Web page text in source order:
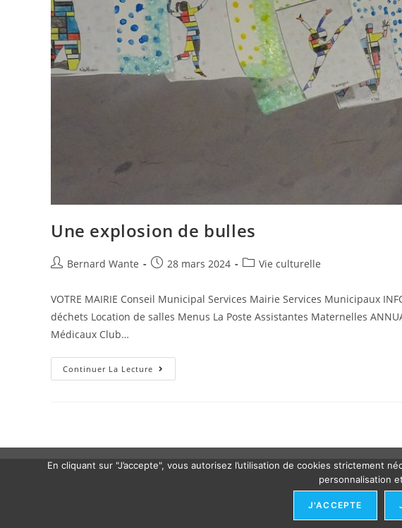
Une explosion de bulles
Bernard Wante 28 mars 2024 Vie culturelle
VOTRE MAIRIE Conseil Municipal Services Mairie Services Municipaux
déchets Location de salles Menus La Poste Assistantes Maternelles
Médicaux Club…
Continuer La Lecture
En cliquant sur "J’accepte", vous autorisez l’utilisation de cookies strictement
personnalisation
J'ACCEPTE